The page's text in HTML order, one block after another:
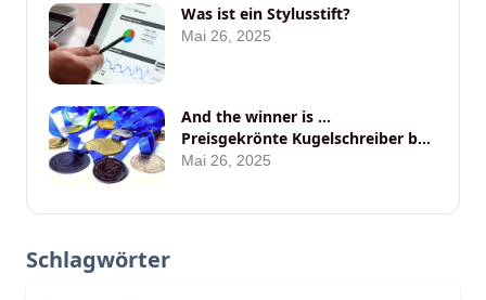
Was ist ein Stylusstift?
Mai 26, 2025
And the winner is …
Preisgekrönte Kugelschreiber bei
ANYBRAND
Mai 26, 2025
Schlagwörter